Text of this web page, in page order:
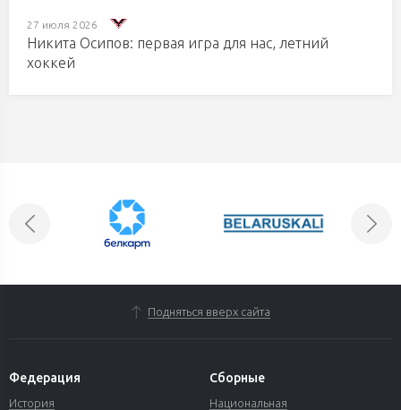
27 июля 2026
Никита Осипов: первая игра для нас, летний
хоккей
Подняться вверх сайта
Федерация
История
Сборные
Национальная